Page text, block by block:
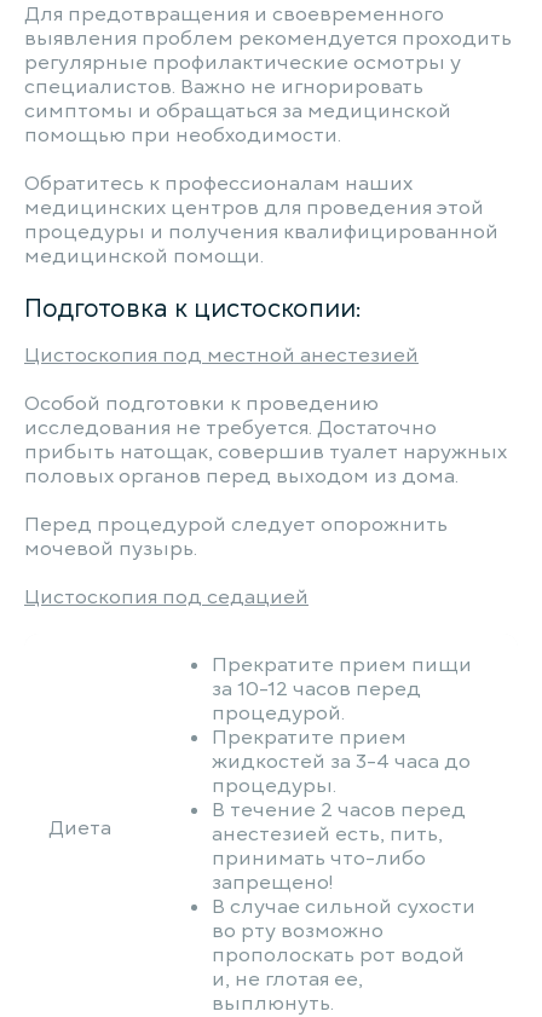
Для предотвращения и своевременного
выявления проблем рекомендуется проходить
регулярные профилактические осмотры у
специалистов. Важно не игнорировать
симптомы и обращаться за медицинской
помощью при необходимости.
Обратитесь к профессионалам наших
медицинских центров для проведения этой
процедуры и получения квалифицированной
медицинской помощи.
Подготовка к цистоскопии:
Цистоскопия под местной анестезией
Особой подготовки к проведению
исследования не требуется. Достаточно
прибыть натощак, совершив туалет наружных
половых органов перед выходом из дома.
Перед процедурой следует опорожнить
мочевой пузырь.
Цистоскопия под седацией
Диета
Прекратите прием пищи
за 10-12 часов перед
процедурой.
Прекратите прием
жидкостей за 3-4 часа до
процедуры.
В течение 2 часов перед
анестезией есть, пить,
принимать что-либо
запрещено!
В случае сильной сухости
во рту возможно
прополоскать рот водой
и, не глотая ее,
выплюнуть.